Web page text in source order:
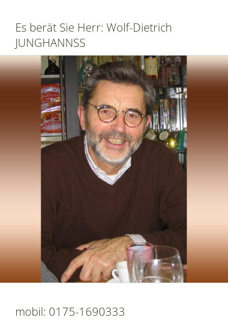
Es berät Sie Herr: Wolf-Dietrich
JUNGHANNSS
mobil: 0175-1690333